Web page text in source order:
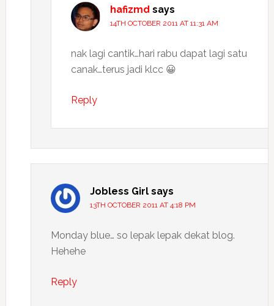
hafizmd says
14TH OCTOBER 2011 AT 11:31 AM
nak lagi cantik…hari rabu dapat lagi satu
canak…terus jadi klcc 😀
Reply
Jobless Girl says
13TH OCTOBER 2011 AT 4:18 PM
Monday blue… so lepak lepak dekat blog.
Hehehe
Reply